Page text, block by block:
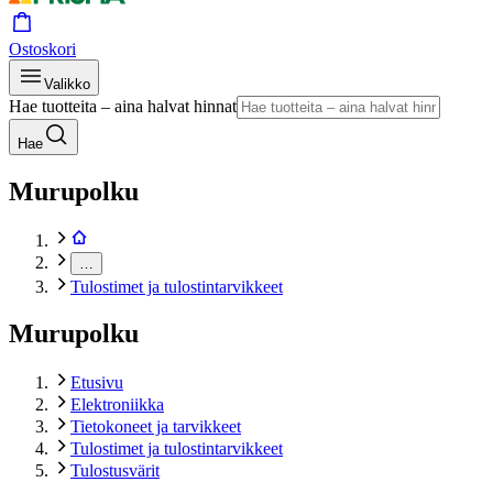
Ostoskori
Valikko
Hae tuotteita – aina halvat hinnat
Hae
Murupolku
Tulostimet ja tulostintarvikkeet
Murupolku
Etusivu
Elektroniikka
Tietokoneet ja tarvikkeet
Tulostimet ja tulostintarvikkeet
Tulostusvärit